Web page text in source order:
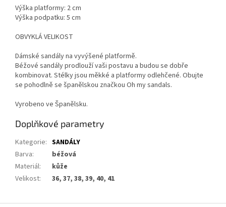
Výška platformy: 2 cm
Výška podpatku: 5 cm
OBVYKLÁ VELIKOST
Dámské sandály na vyvýšené platformě.
Béžové sandály prodlouží vaši postavu a budou se dobře
kombinovat. Stélky jsou měkké a platformy odlehčené. Obujte
se pohodlně se španělskou značkou Oh my sandals.
Vyrobeno ve Španělsku.
Doplňkové parametry
Kategorie: SANDÁLY
Barva:
béžová
Materiál:
kůže
Velikost: 36, 37, 38, 39, 40, 41